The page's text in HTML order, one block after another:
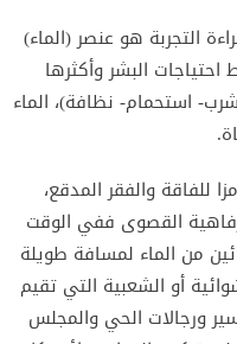
التجربة هو عنصر (الماء)
البشر وأكثرها
استحمام- نظافة)، الماء
للفاقة والفقر المدقع،
القصوى ففي الوقت
من الماء لمسافة طويلة
أو الشعبية التي تقيم
ورجالات الحي والمجلس